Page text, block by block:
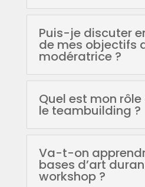
Puis-je discuter
de mes objectifs
modératrice ?
Quel est mon
le teambuilding ?
Va-t-on
bases d’art
workshop ?